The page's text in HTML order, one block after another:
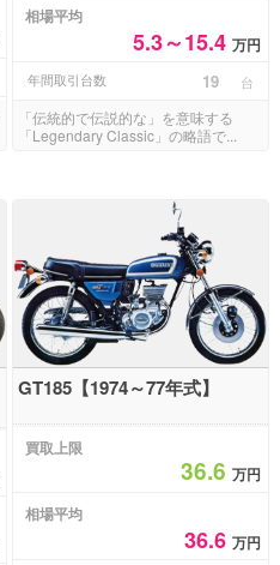
相場平均
5.3～15.4 万円
年間取引台数 19 台
「伝統的で伝説的な」を意味する
「Legendary Classic」の略語で...
GT185【1974～77年式】
買取上限
36.6 万円
相場平均
36.6 万円